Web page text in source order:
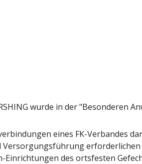
wurde in der "Besonderen
eines FK-Verbandes
Versorgungsführung
des ortsfesten